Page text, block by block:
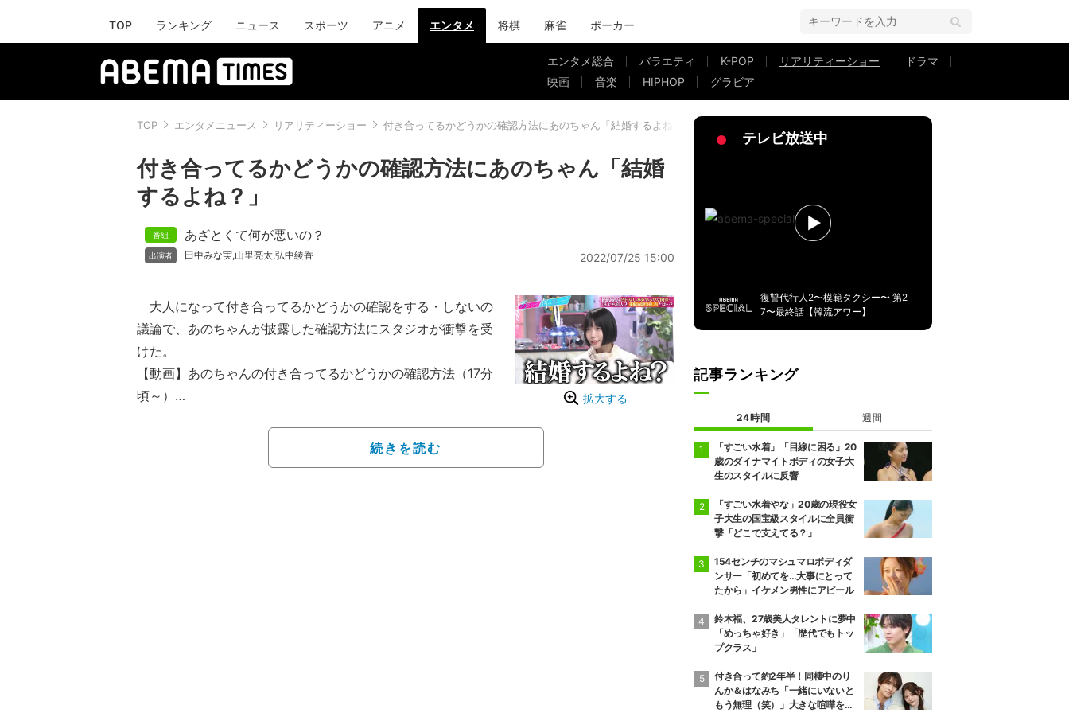
TOP ランキング ニュース スポーツ アニメ エンタメ 将棋 麻雀 ポーカー
エンタメ総合 バラエティ K-POP リアリティーショー
ドラマ
映画
音楽 HIPHOP グラビア
TOP エンタメニュース リアリティーショー 付き合ってるかどうかの確認方法にあのちゃん「結婚するよね？」
付き合ってるかどうかの確認方法にあのちゃん「結婚
するよね？」
あざとくて何が悪いの？
田中みな実,山里亮太,弘中綾香 2022/07/25 15:00
拡大する
大人になって付き合ってるかどうかの確認をする・しないの
議論で、あのちゃんが披露した確認方法にスタジオが衝撃を受
けた。
【動画】あのちゃんの付き合ってるかどうかの確認方法（17分
頃～）
ナウンサー・田中みな実、テレビ朝日・弘中綾香アナウンサー
がMCを務める、テレビ朝日系バラエティー『あざとくて何が
続きを読む
テレビ放送中
復讐代行人2〜模範タクシー〜 第2
7〜最終話【韓流アワー】
記事ランキング
24時間 週間
「すごい水着」「目線に困る」20
歳のダイナマイトボディの女子大
生のスタイルに反響
「すごい水着やな」20歳の現役女
子大生の国宝級スタイルに全員衝
撃「どこで支えてる？」
154センチのマシュマロボディダ
ンサー「初めてを…大事にとって
たから」イケメン男性にアピール
鈴木福、27歳美人タレントに夢中
「めっちゃ好き」「歴代でもトッ
プクラス」
付き合って約2年半！同棲中のり
んか＆はなみち「一緒にいないと
もう無理（笑）」大きな喧嘩を経